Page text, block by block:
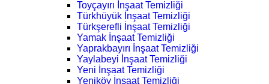
Toyçayırı İnşaat Temizliği
Türkhüyük İnşaat Temizliği
Türkşerefli İnşaat Temizliği
Yamak İnşaat Temizliği
Yaprakbayırı İnşaat Temizliği
Yaylabeyi İnşaat Temizliği
Yeni İnşaat Temizliği
Yeniköy İnşaat Temizliği